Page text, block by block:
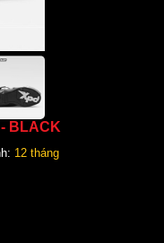
BLACK
12 tháng